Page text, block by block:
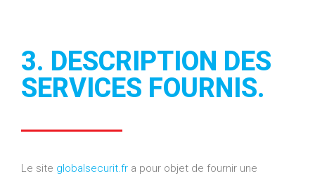
3. DESCRIPTION DES
SERVICES FOURNIS.
Le site globalsecurit.fr a pour objet de fournir une